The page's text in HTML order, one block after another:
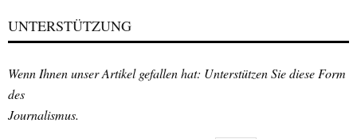
UNTERSTÜTZUNG
Wenn Ihnen unser Artikel gefallen hat: Unterstützen Sie diese Form
des
Journalismus.